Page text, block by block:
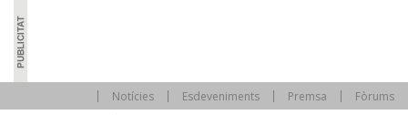
Notícies Esdeveniments Premsa Fòrums